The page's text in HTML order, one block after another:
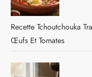
Recette Tchoutchouka
Œufs Et Tomates